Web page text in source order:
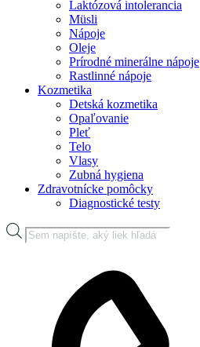
Laktózová intolerancia
Müsli
Nápoje
Oleje
Prírodné minerálne nápoje
Rastlinné nápoje
Kozmetika
Detská kozmetika
Opaľovanie
Pleť
Telo
Vlasy
Zubná hygiena
Zdravotnícke pomôcky
Diagnostické testy
Products
search